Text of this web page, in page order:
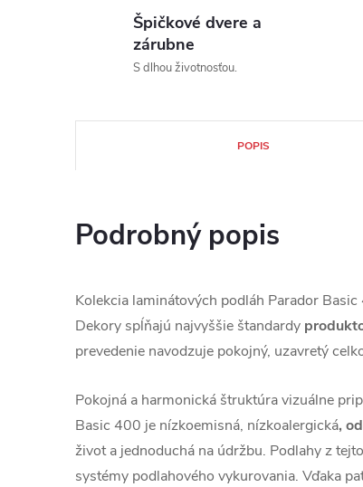
Špičkové dvere a
zárubne
S dlhou životnosťou.
POPIS
Podrobný popis
Kolekcia laminátových podláh Parador
Dekory spĺňajú najvyššie štandardy
prevedenie navodzuje pokojný, uzavretý
Pokojná a harmonická štruktúra vizuálne
Basic 400 je nízkoemisná, nízkoalergická,
život a jednoduchá na údržbu. Podlahy z
systémy podlahového vykurovania. Vďaka